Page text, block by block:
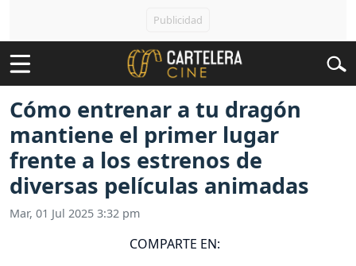
Cómo entrenar a tu dragón
mantiene el primer lugar
frente a los estrenos de
diversas películas animadas
Mar, 01 Jul 2025 3:32 pm
COMPARTE EN: